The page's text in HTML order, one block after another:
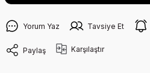
Yorum Yaz Tavsiye Et
Paylaş Karşılaştır